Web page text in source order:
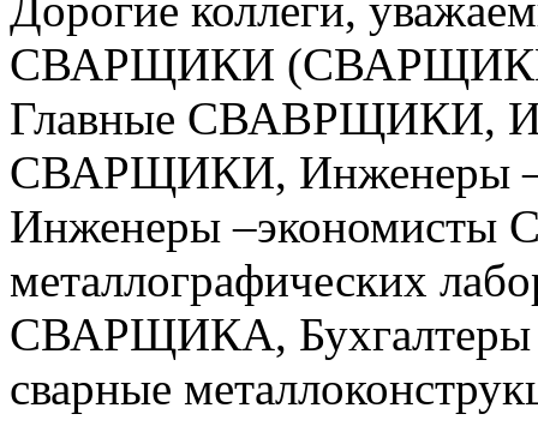
Дорогие коллеги,
СВАРЩИКИ (СВАРЩИКИ
Главные СВАВРЩИКИ,
СВАРЩИКИ, Инженеры
Инженеры
металлографических
СВАРЩИКА, Бухгалтеры
сварные